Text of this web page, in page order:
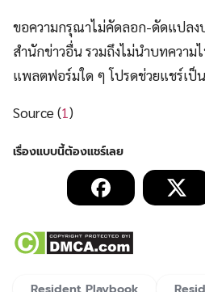
ขอความกรุณาไม่คัดลอก-ดัดแปลง
สำนักข่าวอื่น รวมถึงไม่นำบทความ
แพลตฟอร์มใด ๆ โปรดช่วยแชร์เป็
Source (1)